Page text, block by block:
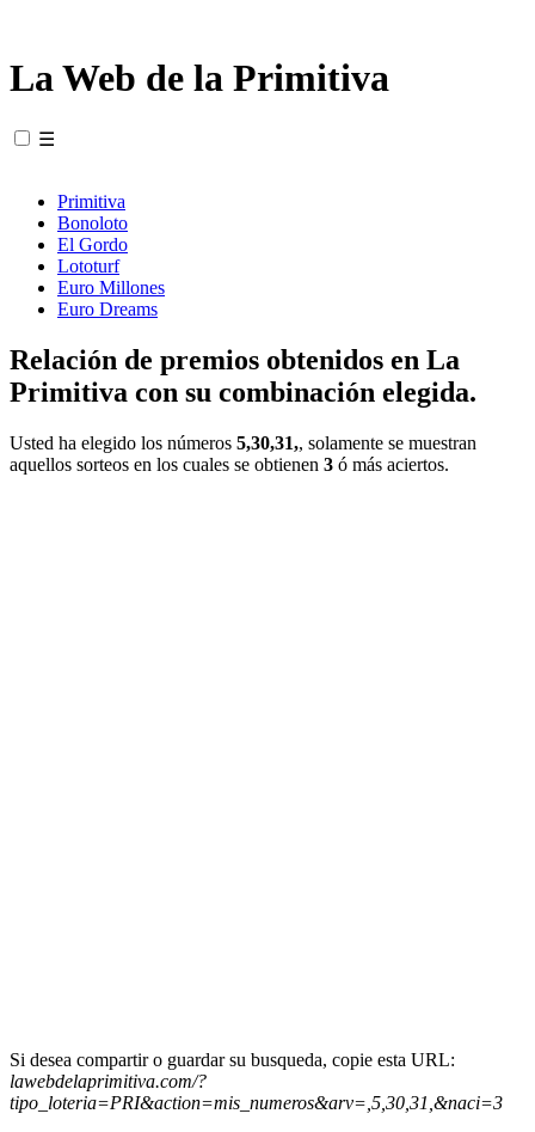
La Web de la Primitiva
☰
Primitiva
Bonoloto
El Gordo
Lototurf
Euro Millones
Euro Dreams
Relación de premios obtenidos en La
Primitiva con su combinación elegida.
Usted ha elegido los números 5,30,31,, solamente se muestran
aquellos sorteos en los cuales se obtienen 3 ó más aciertos.
Si desea compartir o guardar su busqueda, copie esta URL:
lawebdelaprimitiva.com/?
tipo_loteria=PRI&action=mis_numeros&arv=,5,30,31,&naci=3